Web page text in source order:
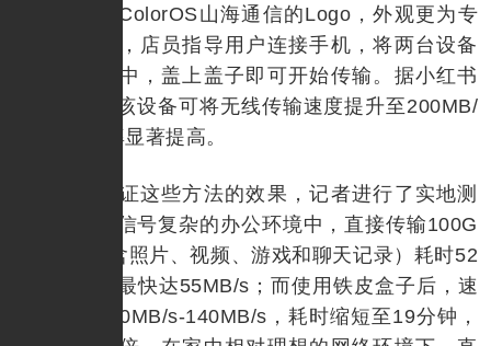
垫，并印有ColorOS山海通信的Logo，外观更为专
业。使用时，店员指导用户连接手机，将两台设备
并排放入盒中，盖上盖子即可开始传输。据小红书
用户反馈，该设备可将无线传输速度提升至200MB/
s左右，效率显著提高。
为了验证这些方法的效果，记者进行了实地测
试。在无线信号复杂的办公环境中，直接传输100G
B数据（包含照片、视频、游戏和聊天记录）耗时52
分钟，速度最快达55MB/s；而使用铁皮盒子后，速
度提升至130MB/s-140MB/s，耗时缩短至19分钟，